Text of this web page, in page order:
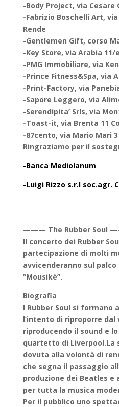
-Body Project, via Cesare
-Fabrizio Boschelli Art,
Rende
-Gentlemen Gift, corso
-Key Store, via Arabia 11/
-PMG Immobiliare, via
-Prince Fitness&Spa, via
-Print-Factory, via
-Sapore Leggero, via
-Serendipita’ Srls, via
-Toast-it, via Brenta 11
-87cento, via Mario Mari
Ringraziamo per il
-Banca Mediolanum
-Luigi Rizzo s.r.l soc.agr.
——— The Rubber Soul
Il concerto dei Rubber
partecipazione di molti
avvicenderanno sul
“Mousikè”.
Biografia
I Rubber Soul si formano
l’intento di riproporre dal
riproducendo il sound e
quartetto di Liverpool.La
dovuta alla volontà di
che segna il passaggio
produzione dei Beatles e
per tutta la musica
Per il pubblico uno